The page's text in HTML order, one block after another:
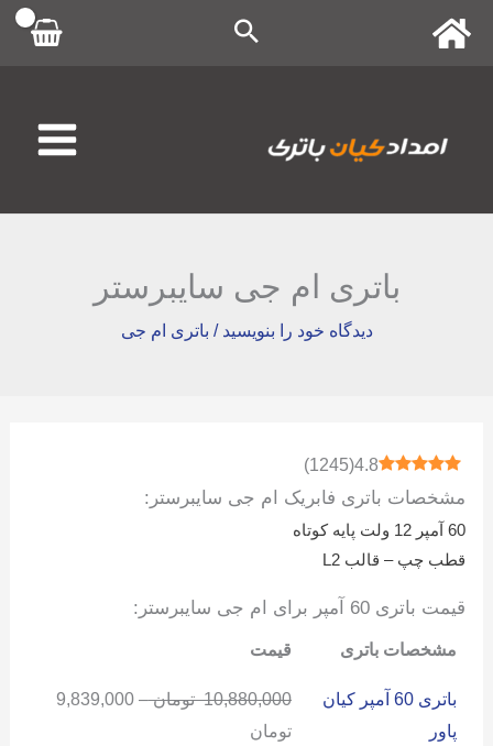
پرش
باتری ام جی سایبرستر
دیدگاه‌ خود را بنویسید / باتری ام جی
4.8
(
1245
)
مشخصات باتری فابریک ام جی سایبرستر:
60 آمپر 12 ولت پایه کوتاه
قطب چپ – قالب L2
قیمت باتری 60 آمپر برای ام جی سایبرستر:
مشخصات باتری قیمت
باتری 60 آمپر کیان
پاور
10,880,000 تومان –
9,839,000
تومان